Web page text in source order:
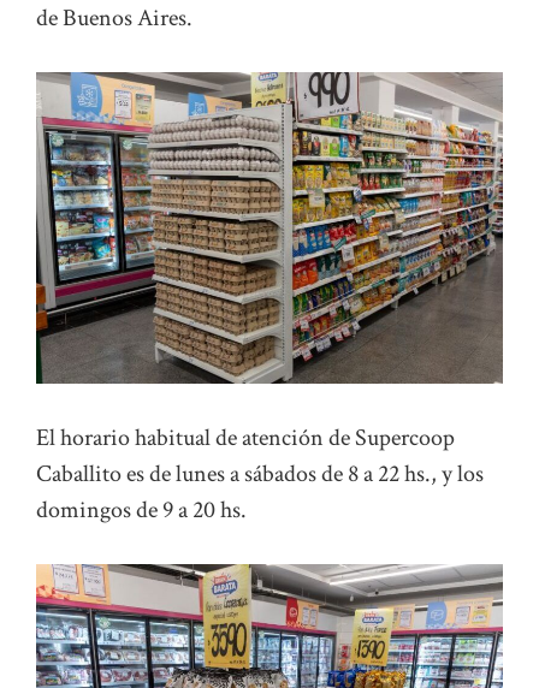
de Buenos Aires.
El horario habitual de atención de Supercoop
Caballito es de lunes a sábados de 8 a 22 hs., y los
domingos de 9 a 20 hs.